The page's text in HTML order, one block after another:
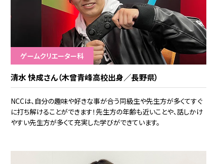
ゲームクリエーター科
清水 快成さん（木曾青峰高校出身／長野県）
NCCは、自分の趣味や好きな事が合う同級生や先生方が多くてすぐ
に打ち解けることができます！先生方の年齢も近いことや、話しかけ
やすい先生方が多くて充実した学びができています。